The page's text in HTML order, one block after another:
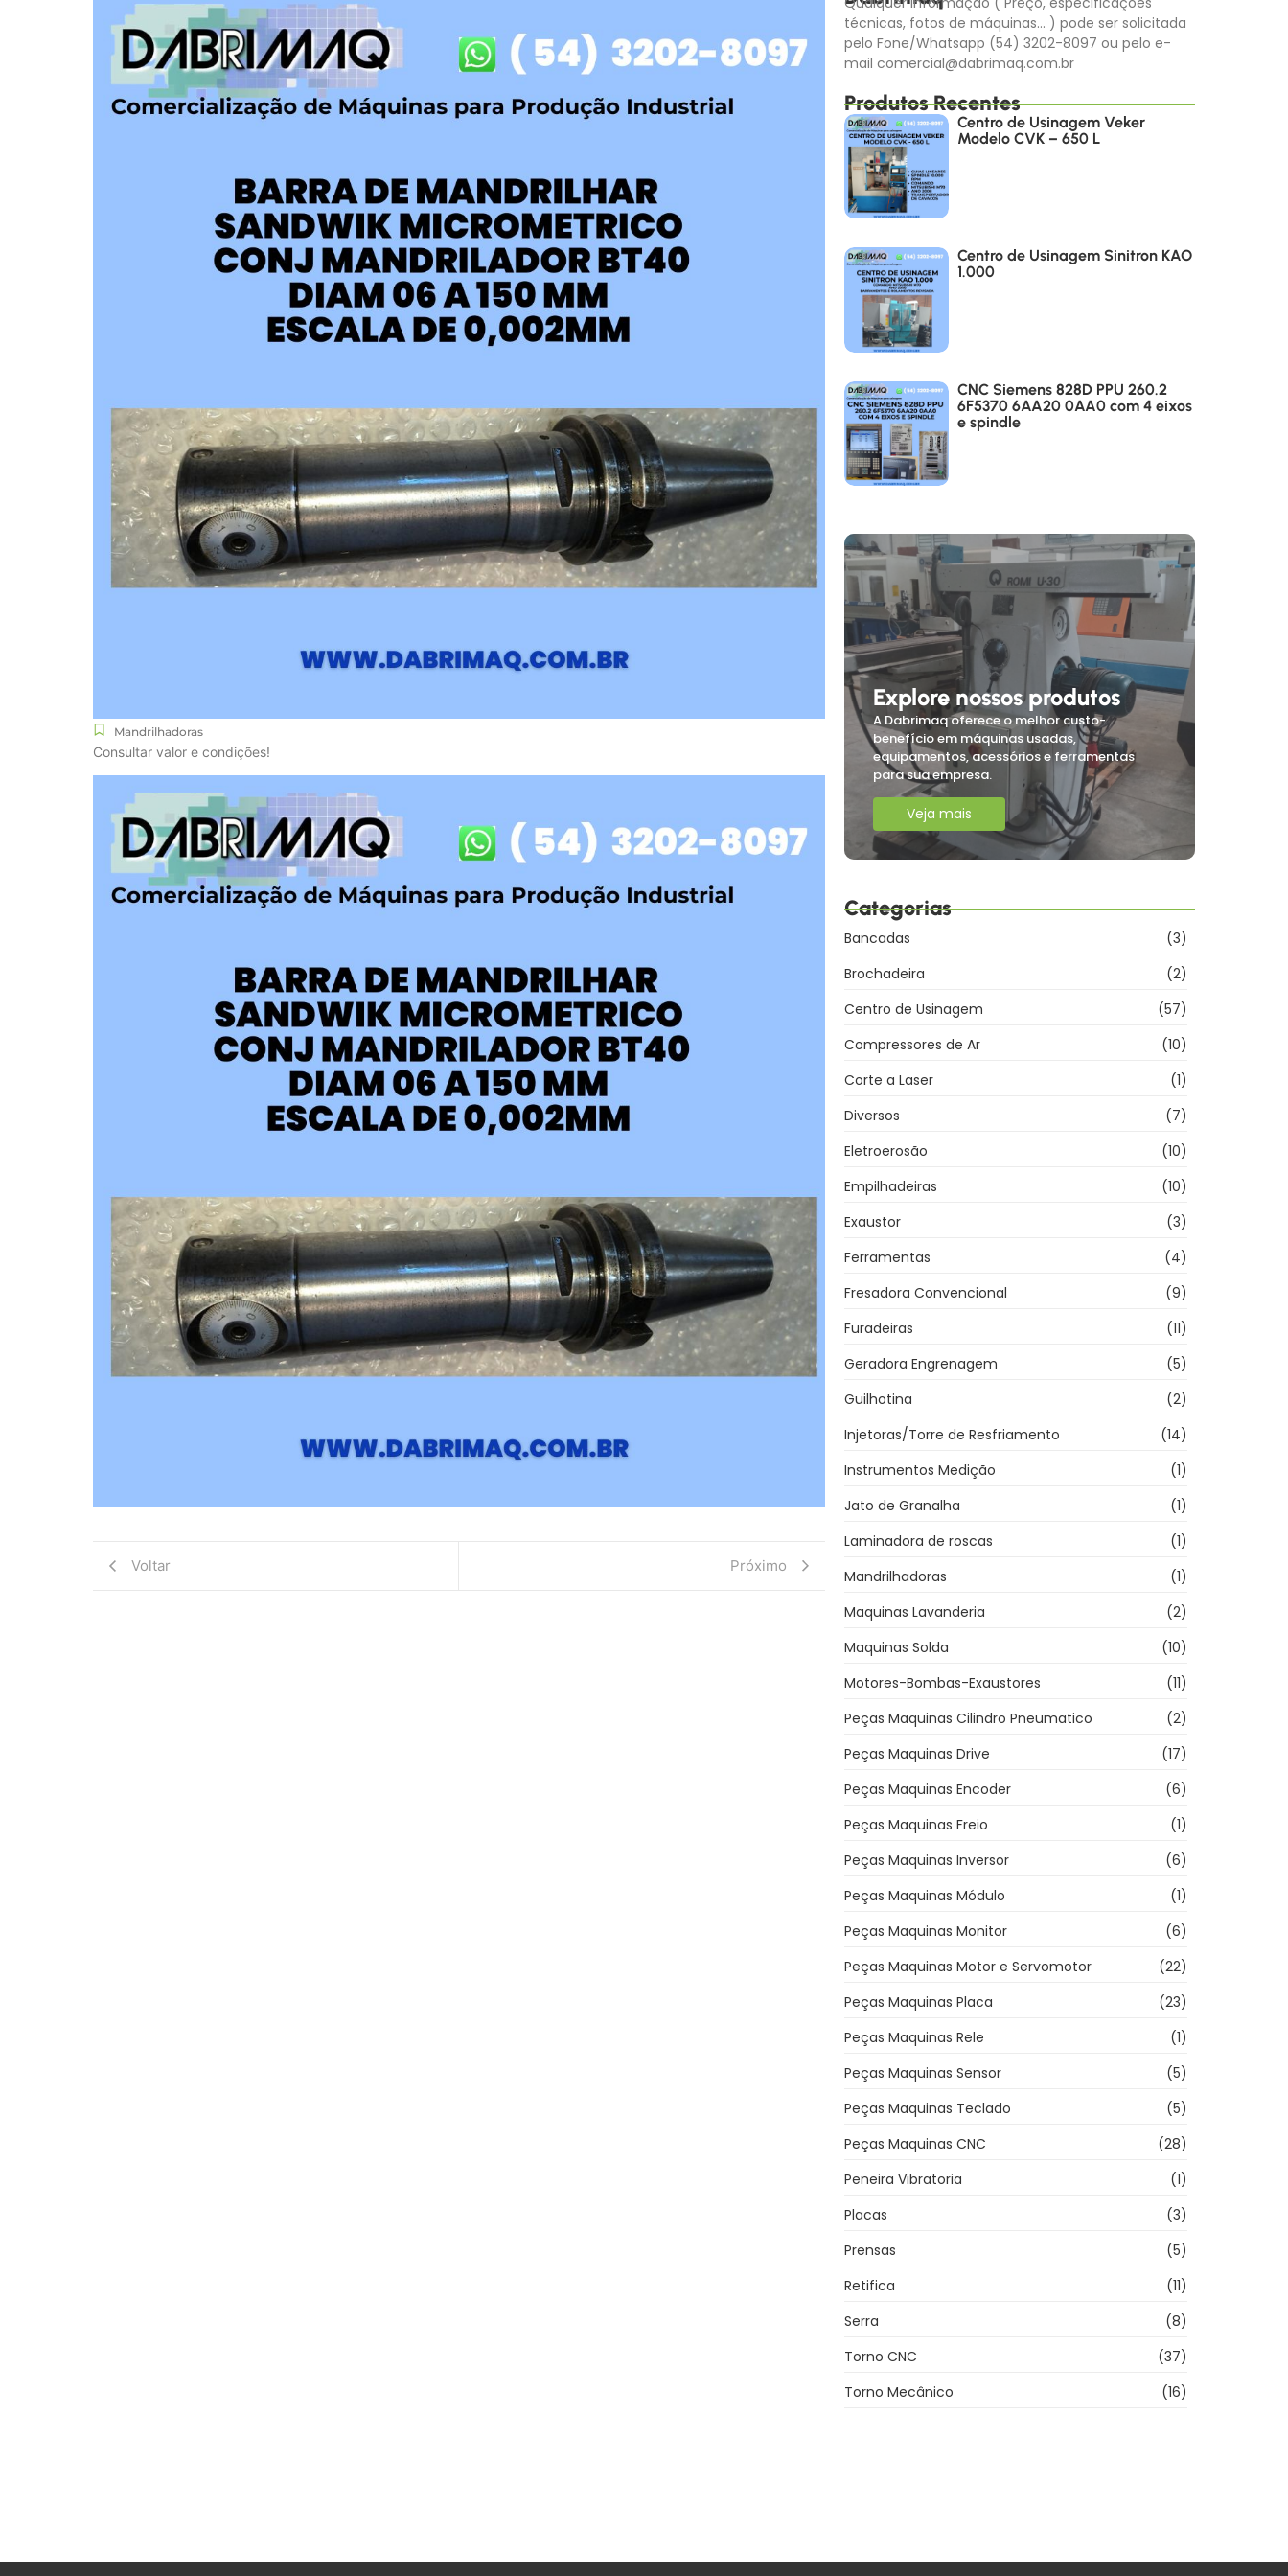
Mandrilhadoras
Consultar valor e condições!
Voltar Próximo
técnicas, fotos de máquinas… ) pode ser solicitada
pelo Fone/Whatsapp (54) 3202-8097 ou pelo e-
mail comercial@dabrimaq.com.br
Produtos Recentes
Centro de Usinagem Veker
Modelo CVK – 650 L
Centro de Usinagem Sinitron KAO
1.000
CNC Siemens 828D PPU 260.2
6F5370 6AA20 0AA0 com 4 eixos
e spindle
Explore nossos produtos
A Dabrimaq oferece o melhor custo-
benefício em máquinas usadas,
equipamentos, acessórios e ferramentas
para sua empresa.
Veja mais
Categorias
Bancadas
(3)
Brochadeira
(2)
Centro de Usinagem
(57)
Compressores de Ar
(10)
Corte a Laser
(1)
Diversos
(7)
Eletroerosão
(10)
Empilhadeiras
(10)
Exaustor
(3)
Ferramentas
(4)
Fresadora Convencional
(9)
Furadeiras
(11)
Geradora Engrenagem
(5)
Guilhotina
(2)
Injetoras/Torre de Resfriamento
(14)
Instrumentos Medição
(1)
Jato de Granalha
(1)
Laminadora de roscas
(1)
Mandrilhadoras
(1)
Maquinas Lavanderia
(2)
Maquinas Solda
(10)
Motores-Bombas-Exaustores
(11)
Peças Maquinas Cilindro Pneumatico
(2)
Peças Maquinas Drive
(17)
Peças Maquinas Encoder
(6)
Peças Maquinas Freio
(1)
Peças Maquinas Inversor
(6)
Peças Maquinas Módulo
(1)
Peças Maquinas Monitor
(6)
Peças Maquinas Motor e Servomotor
(22)
Peças Maquinas Placa
(23)
Peças Maquinas Rele
(1)
Peças Maquinas Sensor
(5)
Peças Maquinas Teclado
(5)
Peças Maquinas CNC
(28)
Peneira Vibratoria
(1)
Placas
(3)
Prensas
(5)
Retifica
(11)
Serra
(8)
Torno CNC
(37)
Torno Mecânico
(16)